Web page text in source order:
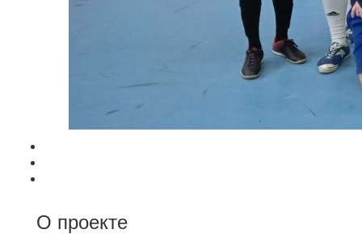
О проекте